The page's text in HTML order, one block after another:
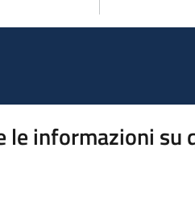
le informazioni su